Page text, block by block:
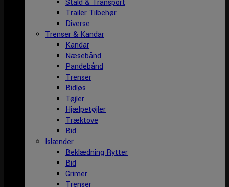
Stald & Transport
Trailer Tilbehør
Diverse
Trenser & Kandar
Kandar
Næsebånd
Pandebånd
Trenser
Bidløs
Tøjler
Hjælpetøjler
Træktove
Bid
Islænder
Beklædning Rytter
Bid
Grimer
Trenser